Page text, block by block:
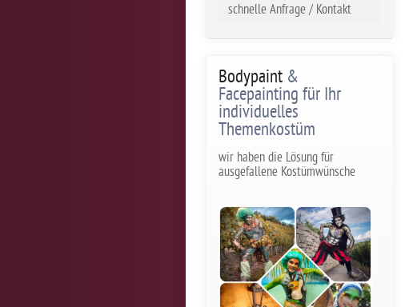
schnelle Anfrage / Kontakt
Bodypaint &
Facepainting für Ihr
individuelles
Themenkostüm
wir haben die Lösung für
ausgefallene Kostümwünsche